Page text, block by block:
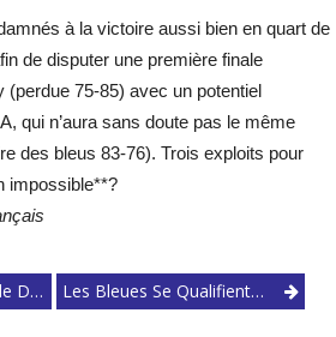
à la victoire aussi bien en quart de
de disputer une première finale
(perdue 75-85) avec un potentiel
qui n’aura sans doute pas le même
des bleus 83-76). Trois exploits pour
impossible**?
JO Les Bleues Se Qualifient La Tête Haute Contre Team USA